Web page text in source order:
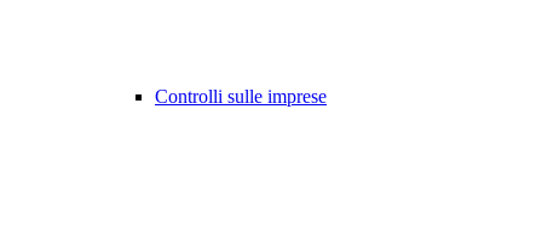
Controlli sulle imprese